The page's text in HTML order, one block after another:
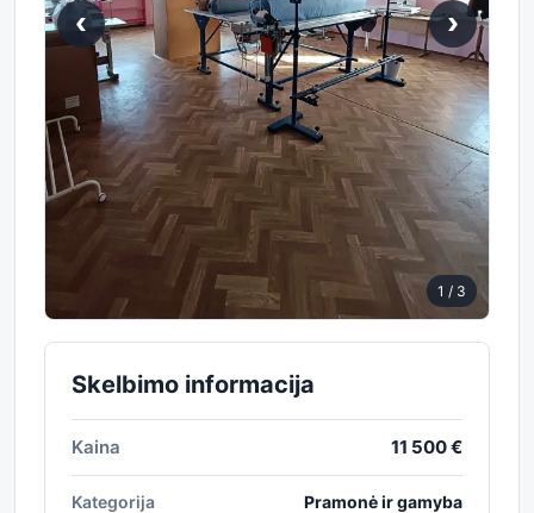
‹ ›
1 / 3
Skelbimo informacija
Kaina 11 500 €
Kategorija Pramonė ir gamyba